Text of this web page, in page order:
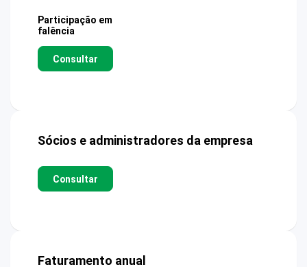
Participação em
falência
Consultar
Sócios e administradores da empresa
Consultar
Faturamento anual